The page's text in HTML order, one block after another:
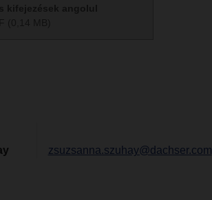
zsuzsanna.szuhay@dachser.com